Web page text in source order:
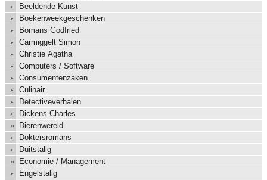
Beeldende Kunst
Boekenweekgeschenken
Bomans Godfried
Carmiggelt Simon
Christie Agatha
Computers / Software
Consumentenzaken
Culinair
Detectiveverhalen
Dickens Charles
Dierenwereld
Doktersromans
Duitstalig
Economie / Management
Engelstalig